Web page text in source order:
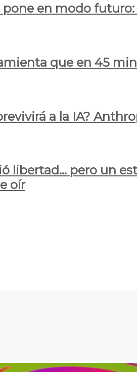
pone en modo
que en 45
a la IA?
libertad… pero un
oír